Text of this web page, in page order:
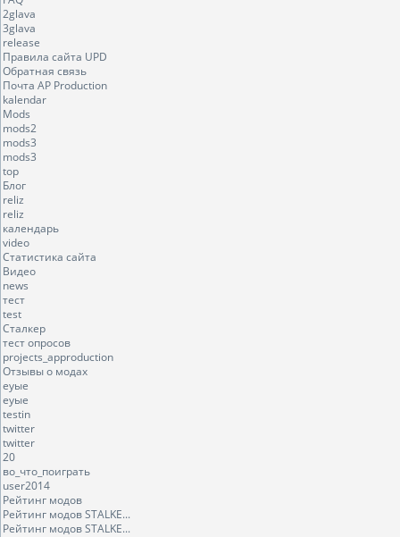
2glava
3glava
release
Правила сайта UPD
Обратная связь
Почта AP Production
kalendar
Mods
mods2
mods3
mods3
top
Блог
reliz
reliz
календарь
video
Статистика сайта
Видео
news
тест
test
Сталкер
тест опросов
projects_approduction
Отзывы о модах
еуые
еуые
testin
twitter
twitter
20
во_что_поиграть
user2014
Рейтинг модов
Рейтинг модов STALKE...
Рейтинг модов STALKE...